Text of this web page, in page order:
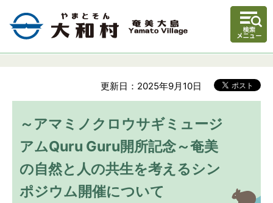
更新日：2025年9月10日
～アマミノクロウサギミュージ
アムQuru Guru開所記念～奄美
の自然と人の共生を考えるシン
ポジウム開催について